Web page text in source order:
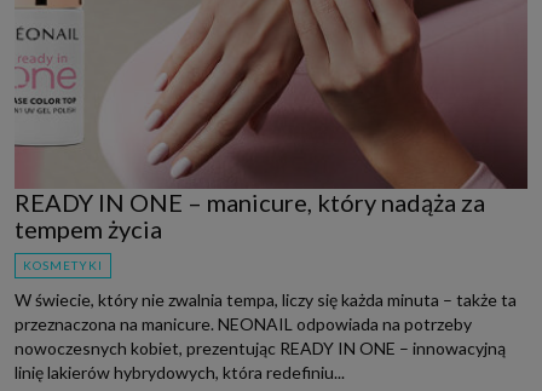
READY IN ONE – manicure, który nadąża za
tempem życia
KOSMETYKI
W świecie, który nie zwalnia tempa, liczy się każda minuta – także ta
przeznaczona na manicure. NEONAIL odpowiada na potrzeby
nowoczesnych kobiet, prezentując READY IN ONE – innowacyjną
linię lakierów hybrydowych, która redefiniu...